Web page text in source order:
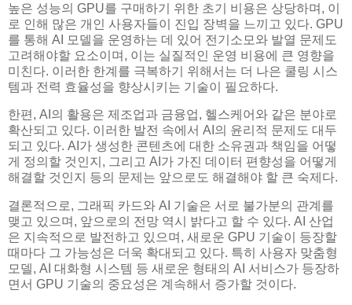
높은 성능의 GPU를 구매하기 위한 초기 비용은 상당하며, 이
로 인해 많은 개인 사용자들이 진입 장벽을 느끼고 있다. GPU
를 통해 AI 모델을 운영하는 데 있어 전기소모와 발열 문제도
고려해야할 요소이며, 이는 실질적인 운영 비용에 큰 영향을
미친다. 이러한 한계를 극복하기 위해서는 더 나은 쿨링 시스
템과 전력 효율성을 향상시키는 기술이 필요하다.
한편, AI의 활용은 제조업과 금융업, 헬스케어와 같은 분야로
확산되고 있다. 이러한 발전 속에서 AI의 윤리적 문제도 대두
되고 있다. AI가 생성한 콘텐츠에 대한 소유권과 책임을 어떻
게 정의할 것인지, 그리고 AI가 가진 데이터 편향성을 어떻게
해결할 것인지 등의 문제는 앞으로도 해결해야 할 큰 숙제다.
결론적으로, 그래픽 카드와 AI 기술은 서로 불가분의 관계를
맺고 있으며, 앞으로의 전망 역시 밝다고 할 수 있다. AI 산업
은 지속적으로 발전하고 있으며, 새로운 GPU 기술이 등장할
때마다 그 가능성은 더욱 확대되고 있다. 특히 사용자 맞춤형
모델, AI 대화형 시스템 등 새로운 형태의 AI 서비스가 등장하
면서 GPU 기술의 중요성은 계속해서 증가할 것이다.